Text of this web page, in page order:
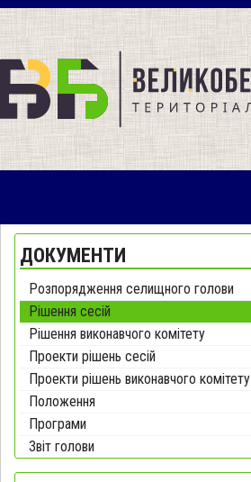
ДОКУМЕНТИ
Розпорядження селищного голови
Рішення сесій
Рішення виконавчого комітету
Проекти рішень сесій
Проекти рішень виконавчого комітету
Положення
Програми
Звіт голови